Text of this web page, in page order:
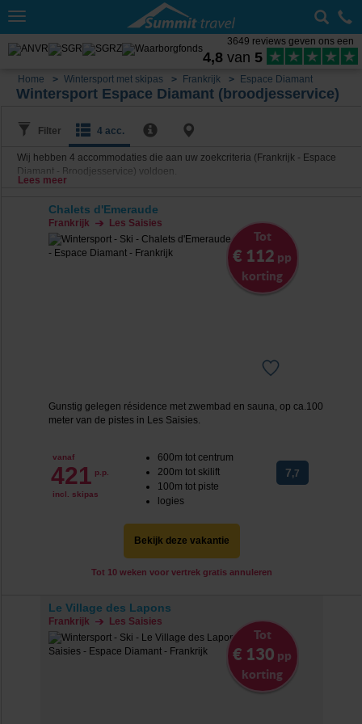
Toggle
3649 reviews geven ons een
4,8 van 5
Home Wintersport met skipas Frankrijk Espace Diamant
Wintersport Espace Diamant (broodjesservice)
Filter 4 acc.
Wij hebben 4 accommodaties die aan uw zoekcriteria (Frankrijk - Espace
Diamant - Broodjesservice) voldoen.
Lees meer
Chalets d'Emeraude
Frankrijk Les Saisies
Tot
€ 112 pp
korting
Gunstig gelegen résidence met zwembad en sauna, op ca.100
meter van de pistes in Les Saisies.
vanaf
421 p.p.
incl. skipas
600m tot centrum
200m tot skilift
100m tot piste
logies
7,7
Bekijk deze vakantie
Tot 10 weken voor vertrek gratis annuleren
Le Village des Lapons
Frankrijk Les Saisies
Tot
€ 130 pp
korting